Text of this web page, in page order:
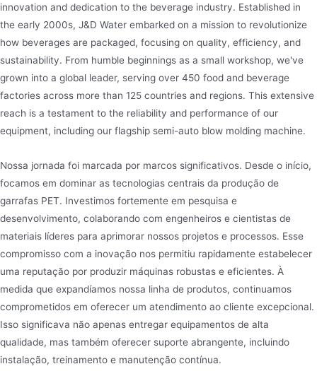
innovation and dedication to the beverage industry. Established in
the early 2000s, J&D Water embarked on a mission to revolutionize
how beverages are packaged, focusing on quality, efficiency, and
sustainability. From humble beginnings as a small workshop, we've
grown into a global leader, serving over 450 food and beverage
factories across more than 125 countries and regions. This extensive
reach is a testament to the reliability and performance of our
equipment, including our flagship semi-auto blow molding machine.
Nossa jornada foi marcada por marcos significativos. Desde o início,
focamos em dominar as tecnologias centrais da produção de
garrafas PET. Investimos fortemente em pesquisa e
desenvolvimento, colaborando com engenheiros e cientistas de
materiais líderes para aprimorar nossos projetos e processos. Esse
compromisso com a inovação nos permitiu rapidamente estabelecer
uma reputação por produzir máquinas robustas e eficientes. À
medida que expandíamos nossa linha de produtos, continuamos
comprometidos em oferecer um atendimento ao cliente excepcional.
Isso significava não apenas entregar equipamentos de alta
qualidade, mas também oferecer suporte abrangente, incluindo
instalação, treinamento e manutenção contínua.